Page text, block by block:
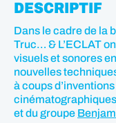
DESCRIPTIF
Dans le cadre de la
Truc… & L’ECLAT
visuels et sonores
nouvelles
à coups
et du groupe